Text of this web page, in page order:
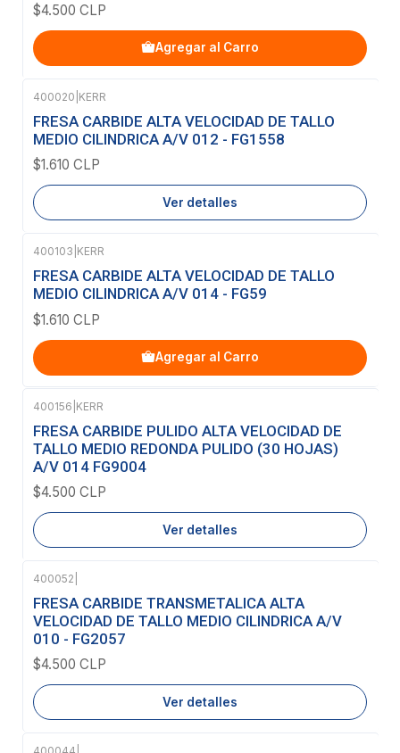
$4.500 CLP
Agregar al Carro
Agotado
400020 KERR
FRESA CARBIDE ALTA VELOCIDAD DE TALLO
MEDIO CILINDRICA A/V 012 - FG1558
$1.610 CLP
Ver detalles
400103 KERR
FRESA CARBIDE ALTA VELOCIDAD DE TALLO
MEDIO CILINDRICA A/V 014 - FG59
$1.610 CLP
Agregar al Carro
Agotado
400156 KERR
FRESA CARBIDE PULIDO ALTA VELOCIDAD DE
TALLO MEDIO REDONDA PULIDO (30 HOJAS)
A/V 014 FG9004
$4.500 CLP
Ver detalles
Agotado
400052
FRESA CARBIDE TRANSMETALICA ALTA
VELOCIDAD DE TALLO MEDIO CILINDRICA A/V
010 - FG2057
$4.500 CLP
Ver detalles